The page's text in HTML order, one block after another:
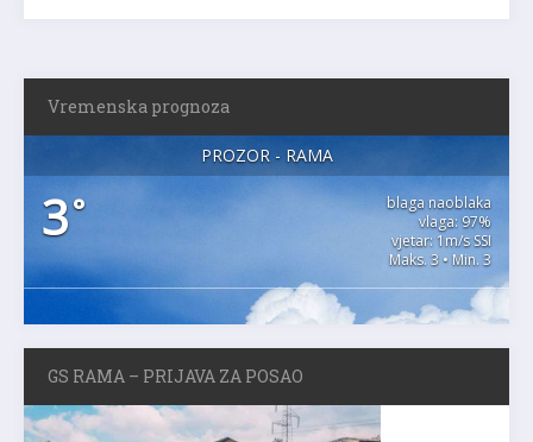
Vremenska prognoza
PROZOR - RAMA
3°
blaga naoblaka
vlaga: 97%
vjetar: 1m/s SSI
Maks. 3 • Min. 3
GS RAMA – PRIJAVA ZA POSAO